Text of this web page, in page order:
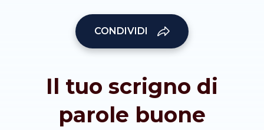
CONDIVIDI
Il tuo scrigno di
parole buone